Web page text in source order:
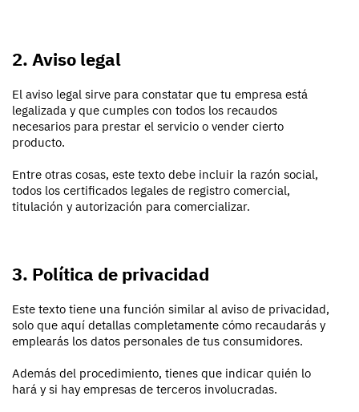
2. Aviso legal
El aviso legal sirve para constatar que tu empresa está
legalizada y que cumples con todos los recaudos
necesarios para prestar el servicio o vender cierto
producto.
Entre otras cosas, este texto debe incluir la razón social,
todos los certificados legales de registro comercial,
titulación y autorización para comercializar.
3. Política de privacidad
Este texto tiene una función similar al aviso de privacidad,
solo que aquí detallas completamente cómo recaudarás y
emplearás los datos personales de tus consumidores.
Además del procedimiento, tienes que indicar quién lo
hará y si hay empresas de terceros involucradas.